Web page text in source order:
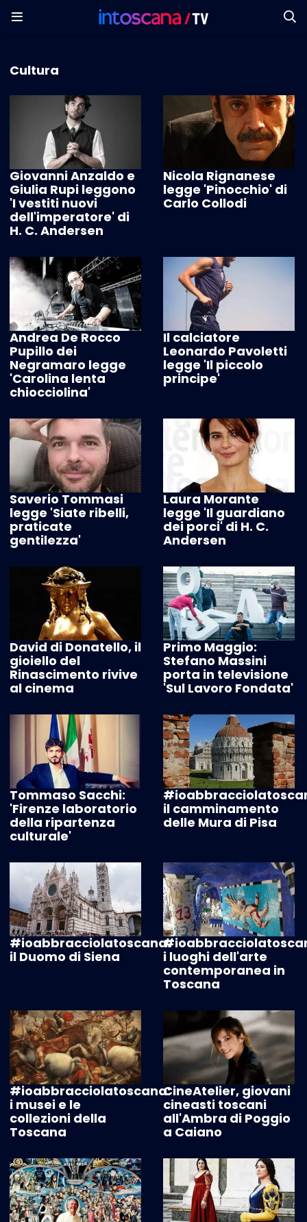
Cultura
Giovanni Anzaldo e
Giulia Rupi leggono
'I vestiti nuovi
dell'imperatore' di
H. C. Andersen
Nicola Rignanese
legge 'Pinocchio' di
Carlo Collodi
Andrea De Rocco
Pupillo dei
Negramaro legge
'Carolina lenta
chiocciolina'
Il calciatore
Leonardo Pavoletti
legge 'Il piccolo
principe'
Saverio Tommasi
legge 'Siate ribelli,
praticate
gentilezza'
Laura Morante
legge 'Il guardiano
dei porci' di H. C.
Andersen
David di Donatello, il
gioiello del
Rinascimento rivive
al cinema
Primo Maggio:
Stefano Massini
porta in televisione
'Sul Lavoro Fondata'
Tommaso Sacchi:
'Firenze laboratorio
della ripartenza
culturale'
il camminamento
delle Mura di Pisa
#ioabbracciolatoscana:
il Duomo di Siena
i luoghi dell'arte
contemporanea in
Toscana
#ioabbracciolatoscana:
i musei e le
collezioni della
Toscana
CineAtelier, giovani
cineasti toscani
all'Ambra di Poggio
a Caiano